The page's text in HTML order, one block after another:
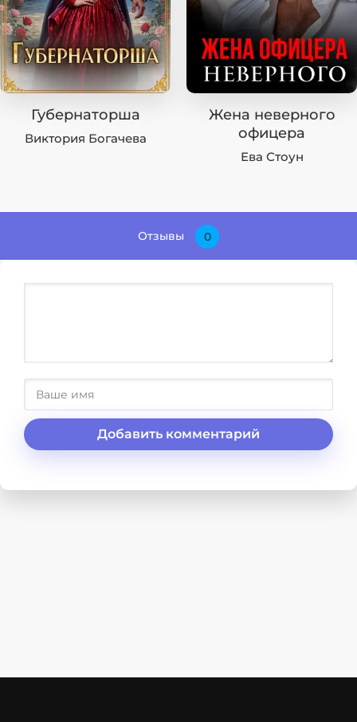
Губернаторша
Виктория Богачева
Жена неверного
офицера
Ева Стоун
Отзывы 0
Добавить комментарий